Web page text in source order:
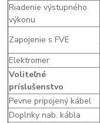
Riadenie výstupného
výkonu
Zapojenie s FVE
Elektromer
Voliteľné
príslušenstvo
Pevne pripojený kábel
Doplnky nab. kábla